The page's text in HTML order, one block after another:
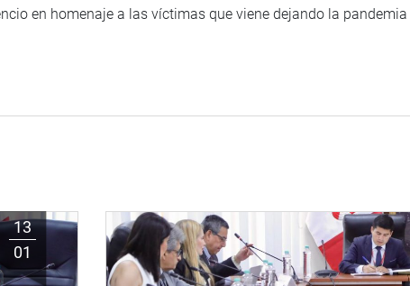
en homenaje a las víctimas que viene dejando la
13
01